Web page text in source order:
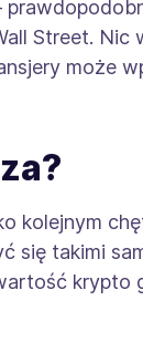
Street.
może
kolejnym
się takimi
krypto